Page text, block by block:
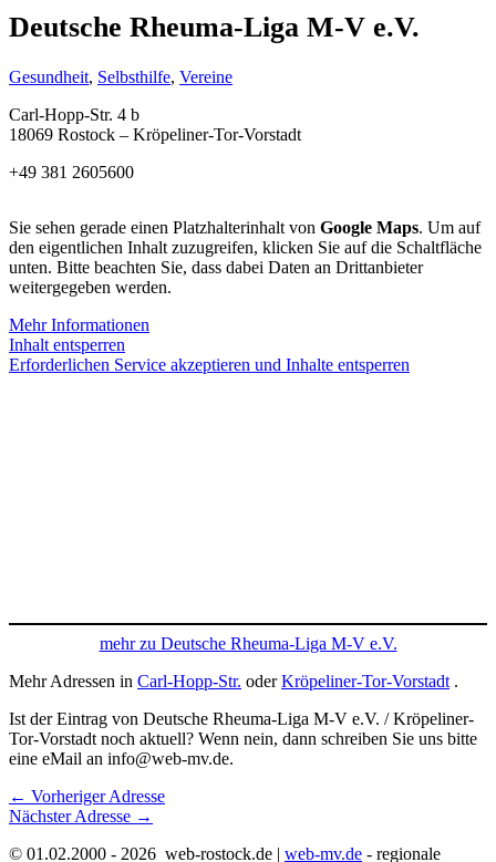
Deutsche Rheuma-Liga M-V e.V.
Gesundheit, Selbsthilfe, Vereine
Carl-Hopp-Str. 4 b
18069 Rostock – Kröpeliner-Tor-Vorstadt
+49 381 2605600
Sie sehen gerade einen Platzhalterinhalt von Google Maps. Um auf
den eigentlichen Inhalt zuzugreifen, klicken Sie auf die Schaltfläche
unten. Bitte beachten Sie, dass dabei Daten an Drittanbieter
weitergegeben werden.
Mehr Informationen
Inhalt entsperren
Erforderlichen Service akzeptieren und Inhalte entsperren
mehr zu Deutsche Rheuma-Liga M-V e.V.
Mehr Adressen in Carl-Hopp-Str. oderKröpeliner-Tor-Vorstadt .
Ist der Eintrag von Deutsche Rheuma-Liga M-V e.V. / Kröpeliner-
Tor-Vorstadt noch aktuell? Wenn nein, dann schreiben Sie uns bitte
eine eMail an info@web-mv.de.
← Vorheriger Adresse
Nächster Adresse →
© 01.02.2000 - 2026 web-rostock.de | web-mv.de - regionale